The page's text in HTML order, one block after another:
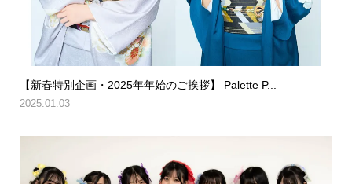
【新春特別企画・2025年年始のご挨拶】 Palette P...
2025.01.03